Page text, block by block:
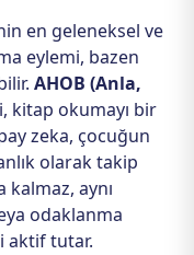
en geleneksel ve
eylemi, bazen
AHOB (Anla,
kitap okumayı bir
zeka, çocuğun
olarak takip
aynı
odaklanma
aktif tutar.